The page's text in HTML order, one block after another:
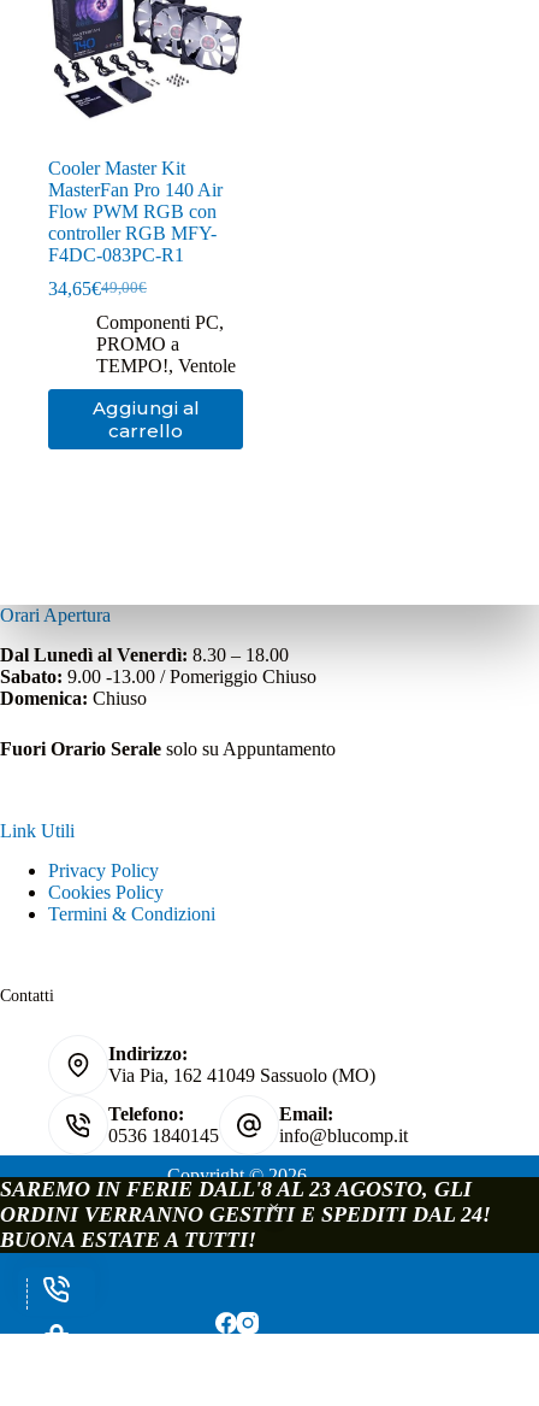
SAREMO IN FERIE DALL'8 AL 23 AGOSTO, GLI
ORDINI VERRANNO GESTITI E SPEDITI DAL 24!
BUONA ESTATE A TUTTI!
Cooler Master Kit
MasterFan Pro 140 Air
Flow PWM RGB con
controller RGB MFY-
F4DC-083PC-R1
49,00€
Il
prezzo
originale
era:
34,65€Il
prezzo
attuale
è:
Componenti PC,
PROMO a
TEMPO!, Ventole
Aggiungi al
carrello
Orari Apertura
Dal Lunedì al Venerdì: 8.30 – 18.00
Sabato: 9.00 -13.00 / Pomeriggio Chiuso
Domenica: Chiuso
Fuori Orario Serale solo su Appuntamento
Link Utili
Privacy Policy
Cookies Policy
Termini & Condizioni
Contatti
Indirizzo:
Via Pia, 162 41049 Sassuolo (MO)
Telefono:
0536 1840145
Email:
info@blucomp.it
Copyright © 2026
Blucomp Snc di Padovani Matteo e c.
P.IVA e C.F. 02241070362
Via Pia, 162 - 41049 Sassuolo - Modena